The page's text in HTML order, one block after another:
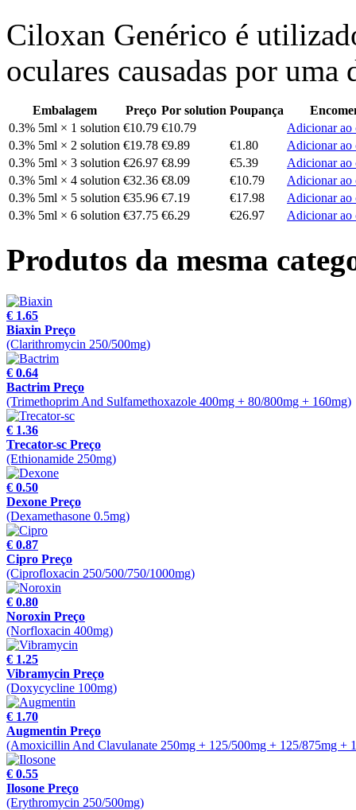
Ciloxan Genérico é
oculares causadas por uma
Embalagem Preço Por solution Poupança
0.3% 5ml × 1 solution €10.79 €10.79
Adicionar ao
0.3% 5ml × 2 solution €19.78 €9.89 €1.80
Adicionar ao
0.3% 5ml × 3 solution €26.97 €8.99 €5.39
Adicionar ao
0.3% 5ml × 4 solution €32.36 €8.09 €10.79
Adicionar ao
0.3% 5ml × 5 solution €35.96 €7.19 €17.98
Adicionar ao
0.3% 5ml × 6 solution €37.75 €6.29 €26.97 Adicionar ao
Produtos da mesma
€ 1.65
Biaxin Preço
(Clarithromycin 250/500mg)
€ 0.64
Bactrim Preço
(Trimethoprim And Sulfamethoxazole 400mg + 80/800mg + 160mg)
€ 1.36
Trecator-sc Preço
(Ethionamide 250mg)
€ 0.50
Dexone Preço
(Dexamethasone 0.5mg)
€ 0.87
Cipro Preço
(Ciprofloxacin 250/500/750/1000mg)
€ 0.80
Noroxin Preço
(Norfloxacin 400mg)
€ 1.25
Vibramycin Preço
(Doxycycline 100mg)
€ 1.70
Augmentin Preço
(Amoxicillin And Clavulanate 250mg + 125/500mg + 125/875mg +
€ 0.55
Ilosone Preço
(Erythromycin 250/500mg)